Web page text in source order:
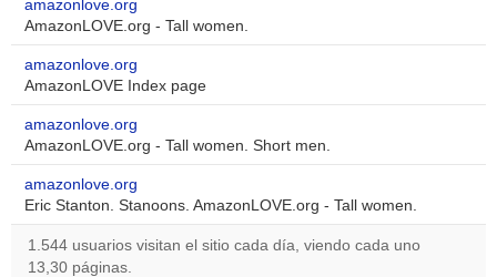
amazonlove.org
AmazonLOVE.org - Tall women.
amazonlove.org
AmazonLOVE Index page
amazonlove.org
AmazonLOVE.org - Tall women. Short men.
amazonlove.org
Eric Stanton. Stanoons. AmazonLOVE.org - Tall women.
1.544 usuarios visitan el sitio cada día, viendo cada uno
13,30 páginas.